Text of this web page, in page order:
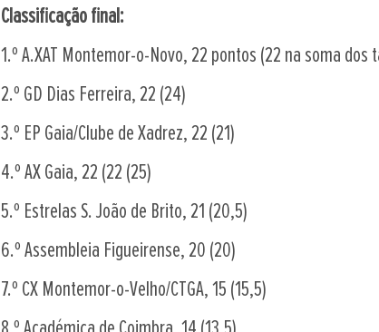
Classificação final:
1.º A.XAT Montemor-o-Novo, 22 pontos (22 na soma dos
2.º GD Dias Ferreira, 22 (24)
3.º EP Gaia/Clube de Xadrez, 22 (21)
4.º AX Gaia, 22 (22 (25)
5.º Estrelas S. João de Brito, 21 (20,5)
6.º Assembleia Figueirense, 20 (20)
7.º CX Montemor-o-Velho/CTGA, 15 (15,5)